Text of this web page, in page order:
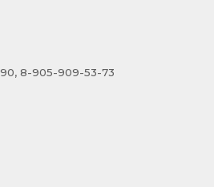
8-905-909-53-73